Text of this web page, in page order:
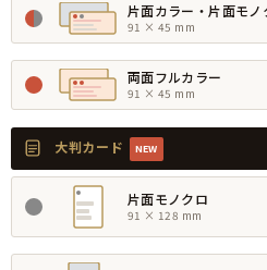
片面カラー・片面モノ
91 × 45 mm
両面フルカラー
91 × 45 mm
大判カード NEW
片面モノクロ
91 × 128 mm